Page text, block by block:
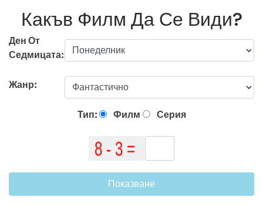
Какъв Филм Да Се Види?
Ден От
Седмицата:
Жанр:
Тип: Филм Серия
Показване